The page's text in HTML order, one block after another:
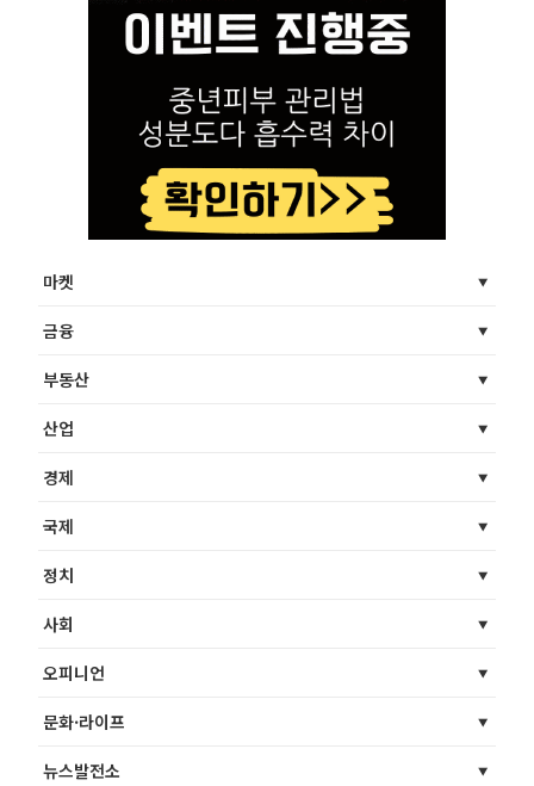
마켓
금융
부동산
산업
경제
국제
정치
사회
오피니언
문화·라이프
뉴스발전소